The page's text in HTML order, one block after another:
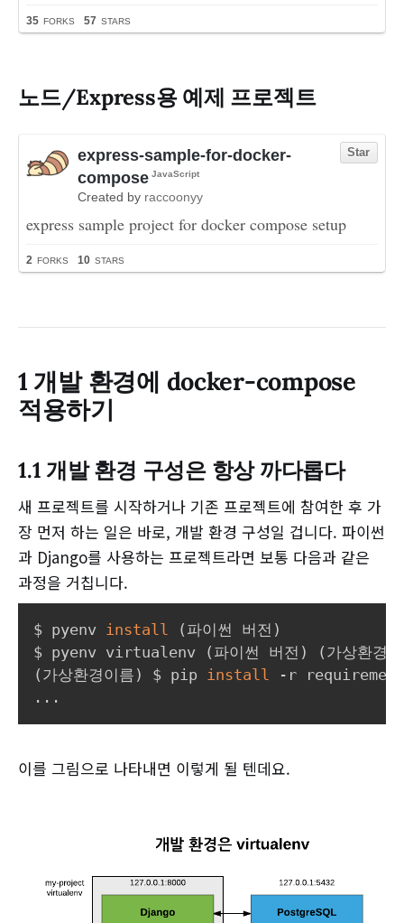
노드/Express용 예제 프로젝트
1 개발 환경에 docker-compose
적용하기
1.1 개발 환경 구성은 항상 까다롭다
새 프로젝트를 시작하거나 기존 프로젝트에 참여한 후 가
장 먼저 하는 일은 바로, 개발 환경 구성일 겁니다. 파이썬
과 Django를 사용하는 프로젝트라면 보통 다음과 같은
과정을 거칩니다.
$ pyenv install ( 파이썬 버전 )
$ pyenv virtualenv
( 파이썬 버전 ) ( 가상환경
( 가상환경이름 ) $ pip install
..
이를 그림으로 나타내면 이렇게 될 텐데요.